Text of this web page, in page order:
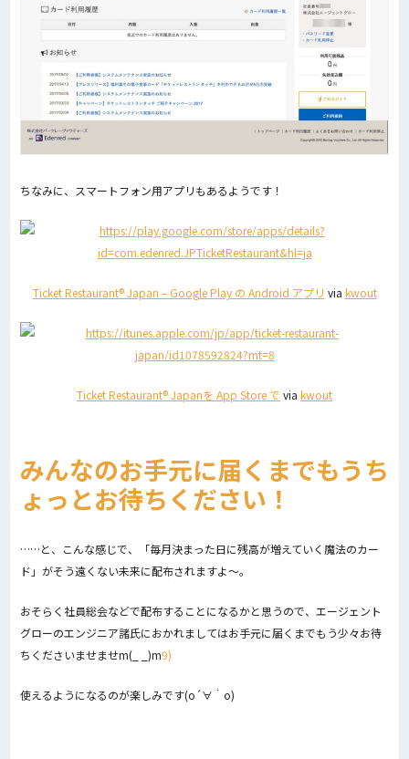
ちなみに、スマートフォン用アプリもあるようです！
Ticket Restaurant® Japan – Google Play の Android アプリ via kwout
Ticket Restaurant® Japanを App Store で via kwout
みんなのお手元に届くまでもうち
ょっとお待ちください！
……と、こんな感じで、「毎月決まった日に残高が増えていく魔法のカー
ド」がそう遠くない未来に配布されますよ〜。
おそらく社員総会などで配布することになるかと思うので、エージェント
グローのエンジニア諸氏におかれましてはお手元に届くまでもう少々お待
ちくださいませませm(_ _)m9)
使えるようになるのが楽しみです(o´∀｀o)